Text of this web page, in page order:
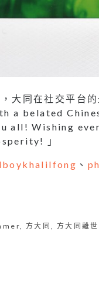
大同在社交平台
a belated
all! Wishing
」
、
, 方大同, 方大同離世